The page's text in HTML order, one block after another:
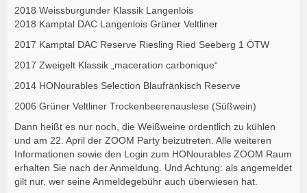
2018 Weissburgunder Klassik Langenlois
2018 Kamptal DAC Langenlois Grüner Veltliner
2017 Kamptal DAC Reserve Riesling Ried Seeberg 1 ÖTW
2017 Zweigelt Klassik „maceration carbonique“
2014 HONourables Selection Blaufränkisch Reserve
2006 Grüner Veltliner Trockenbeerenauslese (Süßwein)
Dann heißt es nur noch, die Weißweine ordentlich zu kühlen
und am 22. April der ZOOM Party beizutreten. Alle weiteren
Informationen sowie den Login zum HONourables ZOOM Raum
erhalten Sie nach der Anmeldung. Und Achtung: als angemeldet
gilt nur, wer seine Anmeldegebühr auch überwiesen hat.